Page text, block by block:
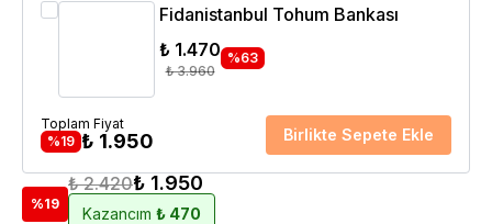
Fidanistanbul Tohum Bankası
₺ 1.470
₺ 3.960
%63
Toplam Fiyat
%19 ₺ 1.950 Birlikte Sepete Ekle
%19
₺ 2.420₺ 1.950
Kazancım ₺ 470